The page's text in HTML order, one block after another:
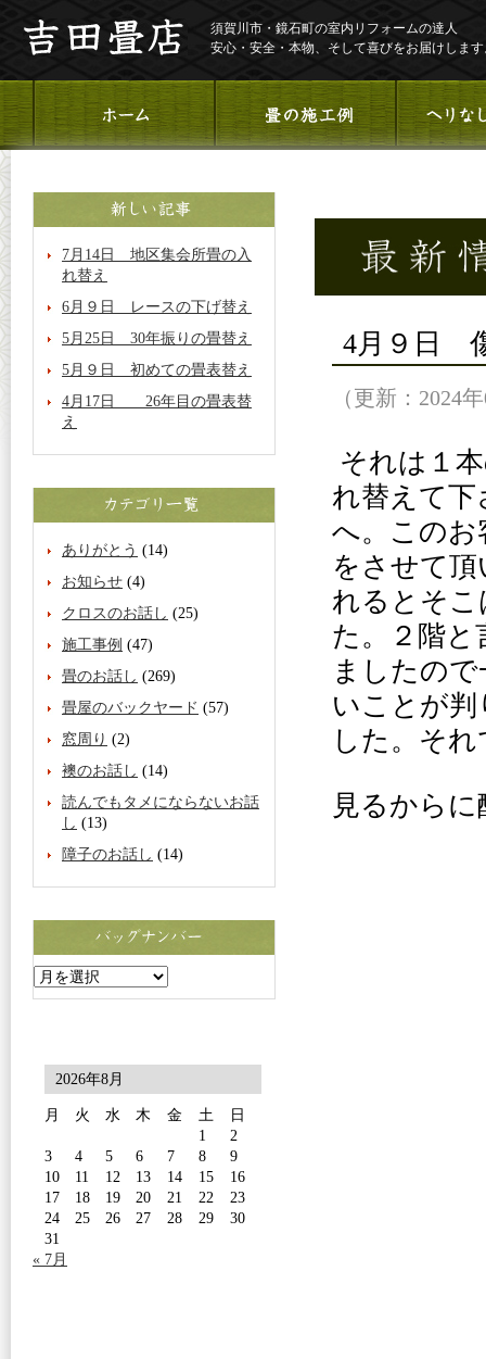
須賀川市・鏡石町の室内リフォームの達人
安心・安全・本物、そして喜びをお届けしま
4月９日
（更新：2024
それは１
れ替えて下
へ。このお
をさせて
れるとそこ
た。２階
ましたの
いことが
した。そ
見るから
7月14日 地区集会所畳の入
れ替え
6月９日 レースの下げ替え
5月25日 30年振りの畳替え
5月９日 初めての畳表替え
4月17日 26年目の畳表替
え
ありがとう (14)
お知らせ (4)
クロスのお話し (25)
施工事例 (47)
畳のお話し (269)
畳屋のバックヤード (57)
窓周り (2)
襖のお話し (14)
読んでもタメにならないお話
し (13)
障子のお話し (14)
2026年8月
月 火 水 木 金 土
日
1
2
3
4 5 6 7 8
9
10
11 12 13 14 15
16
17
18 19 20 21 22
23
24
25 26 27 28 29
30
31
« 7月